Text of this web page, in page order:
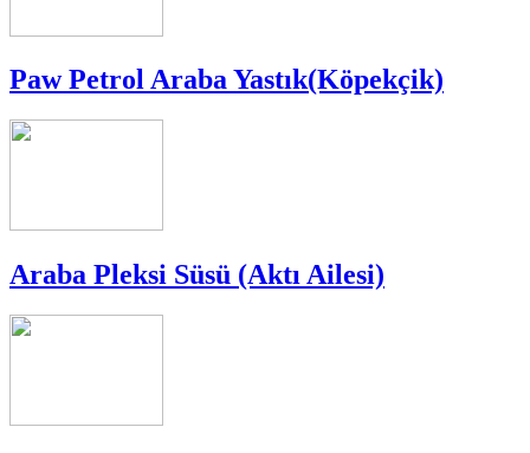
Paw Petrol Araba Yastık(Köpekçik)
Araba Pleksi Süsü (Aktı Ailesi)